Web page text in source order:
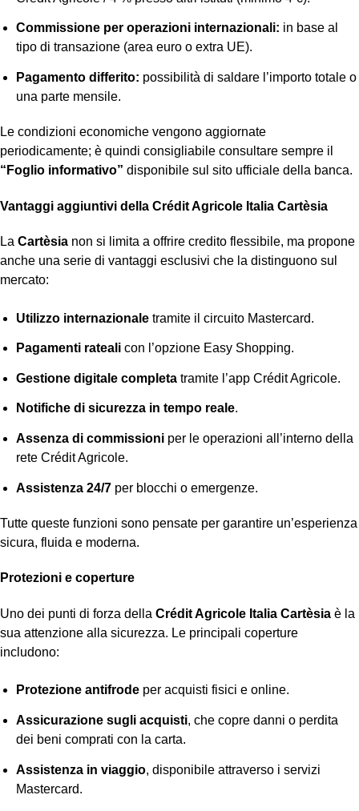
Commissione per operazioni internazionali: in base al
tipo di transazione (area euro o extra UE).
Pagamento differito: possibilità di saldare l’importo totale o
una parte mensile.
Le condizioni economiche vengono aggiornate
periodicamente; è quindi consigliabile consultare sempre il
“Foglio informativo” disponibile sul sito ufficiale della banca.
Vantaggi aggiuntivi della Crédit Agricole Italia Cartèsia
La Cartèsia non si limita a offrire credito flessibile, ma propone
anche una serie di vantaggi esclusivi che la distinguono sul
mercato:
Utilizzo internazionale tramite il circuito Mastercard.
Pagamenti rateali con l’opzione Easy Shopping.
Gestione digitale completa tramite l’app Crédit Agricole.
Notifiche di sicurezza in tempo reale.
Assenza di commissioni per le operazioni all’interno della
rete Crédit Agricole.
Assistenza 24/7 per blocchi o emergenze.
Tutte queste funzioni sono pensate per garantire un’esperienza
sicura, fluida e moderna.
Protezioni e coperture
Uno dei punti di forza della Crédit Agricole Italia Cartèsia è la
sua attenzione alla sicurezza. Le principali coperture
includono:
Protezione antifrode per acquisti fisici e online.
Assicurazione sugli acquisti, che copre danni o perdita
dei beni comprati con la carta.
Assistenza in viaggio, disponibile attraverso i servizi
Mastercard.